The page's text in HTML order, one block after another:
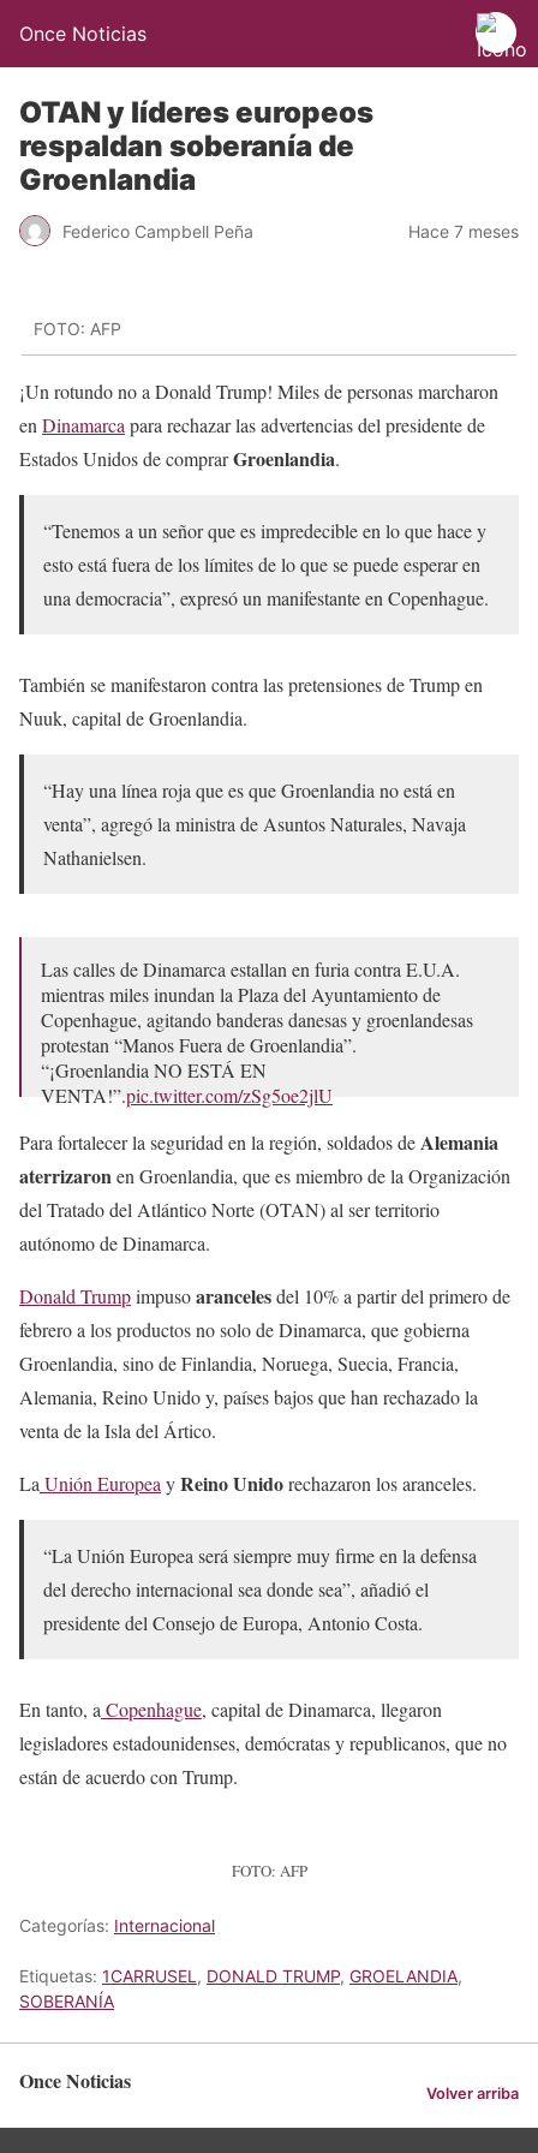
Once Noticias
OTAN y líderes europeos
respaldan soberanía de
Groenlandia
Federico Campbell Peña Hace 7 meses
FOTO: AFP
¡Un rotundo no a Donald Trump! Miles de personas marcharon
en Dinamarca para rechazar las advertencias del presidente de
Estados Unidos de comprarGroenlandia.
“Tenemos a un señor que es impredecible en lo que hace y
esto está fuera de los límites de lo que se puede esperar en
una democracia”, expresó un manifestante en Copenhague.
También se manifestaron contra las pretensiones de Trump en
Nuuk, capital de Groenlandia.
“Hay una línea roja que es que Groenlandia no está en
venta”, agregó la ministra de Asuntos Naturales, Navaja
Nathanielsen.
Las calles de Dinamarca estallan en furia contra E.U.A.
mientras miles inundan la Plaza del Ayuntamiento de
Copenhague, agitando banderas danesas y groenlandesas
protestan “Manos Fuera de Groenlandia”.
“¡Groenlandia NO ESTÁ EN
VENTA!”.pic.twitter.com/zSg5oe2jlU
— XAVIER (@xavigonzafwga)January 17, 2026
Para fortalecer la seguridad en la región, soldados deAlemania
aterrizaronen Groenlandia, que es miembro de la Organización
del Tratado del Atlántico Norte (OTAN) al ser territorio
autónomo de Dinamarca.
Donald Trumpimpusoarancelesdel 10% a partir del primero de
febrero a los productos no solo de Dinamarca, que gobierna
Groenlandia, sino de Finlandia, Noruega, Suecia, Francia,
Alemania, Reino Unido y, países bajos que han rechazado la
venta de la Isla del Ártico.
La Unión Europea yReino Unidorechazaron los aranceles.
“La Unión Europea será siempre muy firme en la defensa
del derecho internacional sea donde sea”, añadió el
presidente del Consejo de Europa, Antonio Costa.
En tanto, a Copenhague, capital de Dinamarca, llegaron
legisladores estadounidenses, demócratas y republicanos, que no
están de acuerdo con Trump.
FOTO: AFP
Categorías: Internacional
Etiquetas: 1CARRUSEL , DONALD TRUMP, GROELANDIA,
SOBERANÍA
Once Noticias Volver arriba